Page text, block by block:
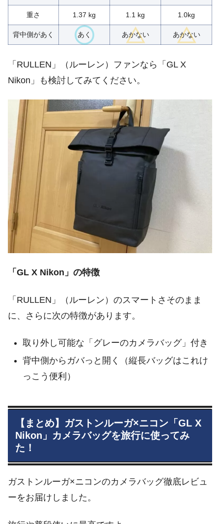
重さ 1.37 kg 1.1 kg 1.0kg
背中側があく あく あかない あかない
「RULLEN」（ルーレン）ファンなら「GL X
Nikon」も検討してみてください。
「GL X Nikon」の特徴
「RULLEN」（ルーレン）のスマートさそのまま
に、さらに次の特徴があります。
取り外し可能な「グレーのカメラバッグ」付き
背中側からガバっと開く（縦長バッグはこれけ
っこう便利）
【まとめ】ガストンルーガ×ニコン「GL X
Nikon」カメラバッグを旅行に使ってみ
た！
ガストンルーガ×ニコンのカメラバッグ徹底レビュ
ーをお届けしました。